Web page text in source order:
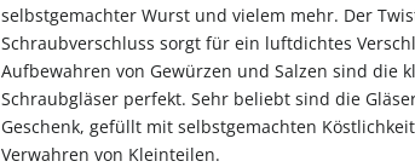
selbstgemachter Wurst und vielem mehr. Der
Schraubverschluss sorgt für ein luftdichtes
Aufbewahren von Gewürzen und Salzen sind die
Schraubgläser perfekt. Sehr beliebt sind die
Geschenk, gefüllt mit selbstgemachten
Verwahren von Kleinteilen.